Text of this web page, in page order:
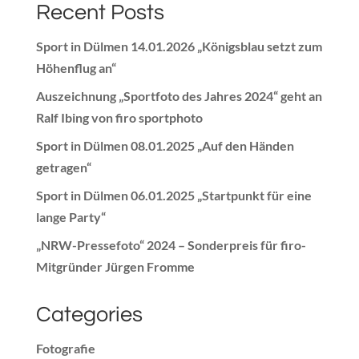
Recent Posts
Sport in Dülmen 14.01.2026 „Königsblau setzt zum
Höhenflug an“
Auszeichnung „Sportfoto des Jahres 2024“ geht an
Ralf Ibing von firo sportphoto
Sport in Dülmen 08.01.2025 „Auf den Händen
getragen“
Sport in Dülmen 06.01.2025 „Startpunkt für eine
lange Party“
„NRW-Pressefoto“ 2024 – Sonderpreis für firo-
Mitgründer Jürgen Fromme
Categories
Fotografie